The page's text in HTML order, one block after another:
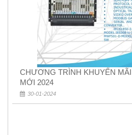
CHƯƠNG TRÌNH KHUYẾN
MỚI 2024
30-01-2024